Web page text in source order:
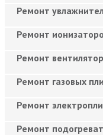
Ремонт
Ремонт
Ремонт
Ремонт газовых
Ремонт
Ремонт